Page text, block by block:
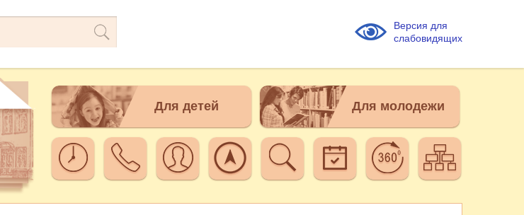
Версия для
слабовидящих
Для детей Для молодежи